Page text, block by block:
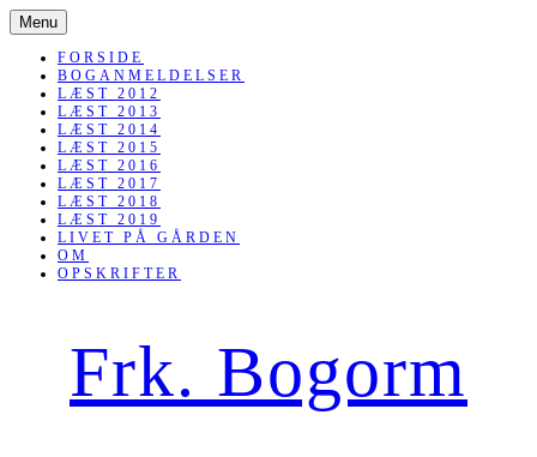
Menu SKIP
TO
CONTENT
FORSIDE
BOGANMELDELSER
LÆST 2012
LÆST 2013
LÆST 2014
LÆST 2015
LÆST 2016
LÆST 2017
LÆST 2018
LÆST 2019
LIVET PÅ GÅRDEN
OM
OPSKRIFTER
Frk. Bogorm